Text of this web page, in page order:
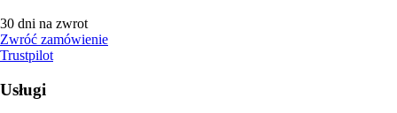
30 dni na zwrot
Zwróć zamówienie
Trustpilot
Usługi